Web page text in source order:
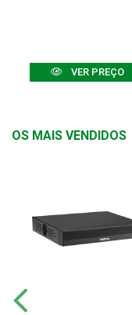
VER PREÇO
OS MAIS VENDIDOS